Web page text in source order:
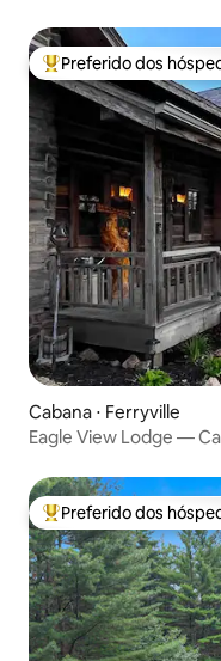
Entre os melhores
Preferido dos
Cabana ⋅ Ferryville
Eagle View Lodge —
Entre os melhores
Preferido dos